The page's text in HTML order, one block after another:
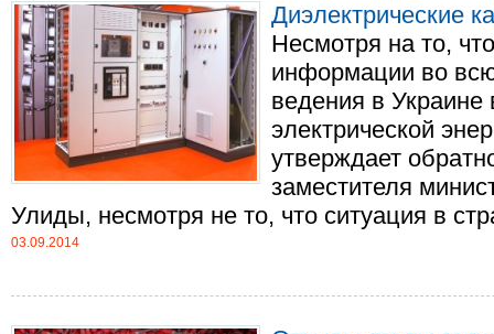
Диэлектрические
Несмотря на то,
информации во
ведения в
электрической
утверждает
заместителя
Улиды, несмотря не то, что ситуация в
03.09.2014